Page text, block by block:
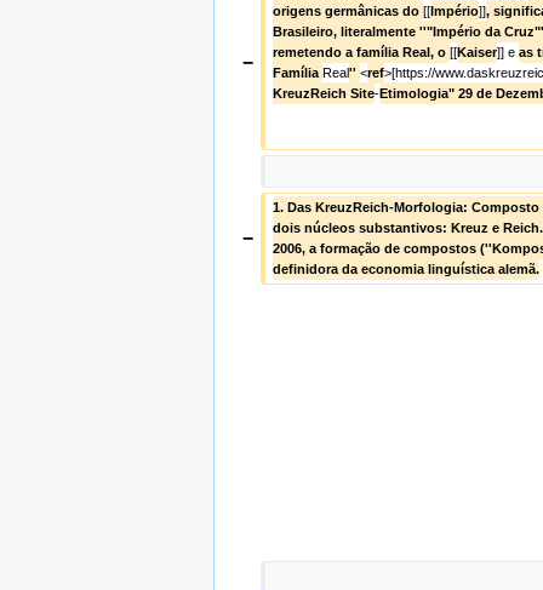
−
origens germânicas do [[Império]],
Brasileiro, literalmente ''"Império da
remetendo a família Real, o [[Kaiser]] e as
Família Real'' <ref>[https://
KreuzReich Site-Etimologia" 29 de
−
1. Das KreuzReich-Morfologia:
dois núcleos substantivos: Kreuz e
2006, a formação de compostos
definidora da economia linguística alemã.